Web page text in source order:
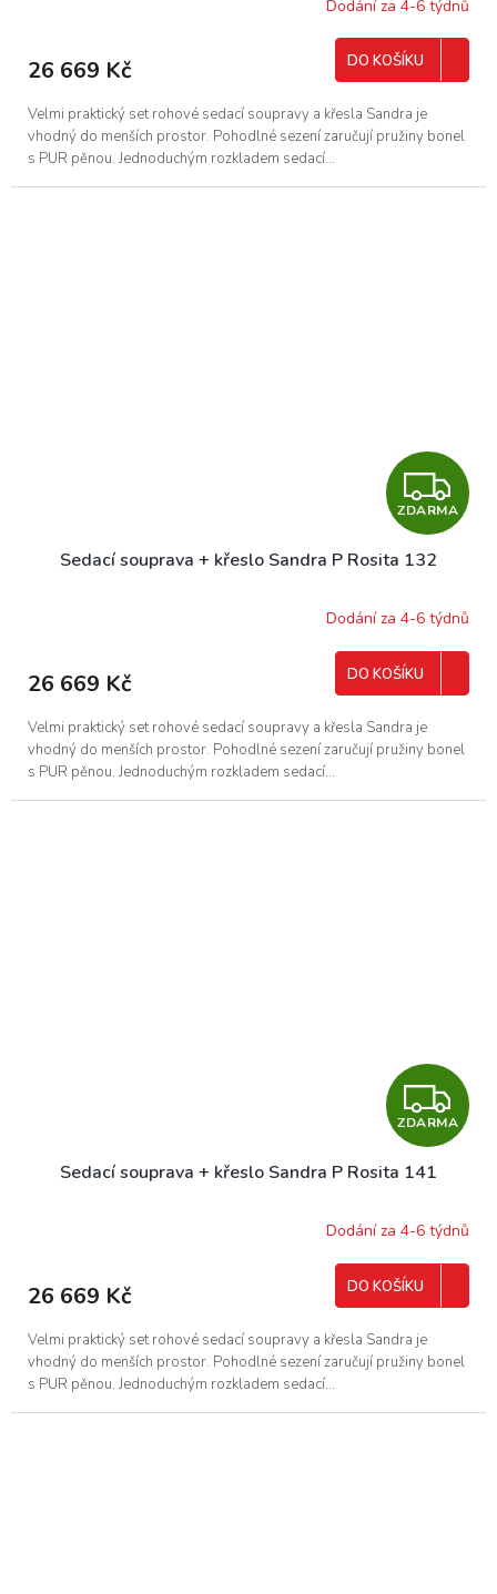
R
Dodání za 4-6 týdnů
26 669 Kč DO KOŠÍKU
Velmi praktický set rohové sedací soupravy a křesla Sandra je
vhodný do menších prostor. Pohodlné sezení zaručují pružiny bonel
s PUR pěnou. Jednoduchým rozkladem sedací...
Z
D
R
ZDARMA
Sedací souprava + křeslo Sandra P Rosita 132
Dodání za 4-6 týdnů
26 669 Kč DO KOŠÍKU
Velmi praktický set rohové sedací soupravy a křesla Sandra je
vhodný do menších prostor. Pohodlné sezení zaručují pružiny bonel
s PUR pěnou. Jednoduchým rozkladem sedací...
Z
D
R
ZDARMA
Sedací souprava + křeslo Sandra P Rosita 141
Dodání za 4-6 týdnů
26 669 Kč DO KOŠÍKU
Velmi praktický set rohové sedací soupravy a křesla Sandra je
vhodný do menších prostor. Pohodlné sezení zaručují pružiny bonel
s PUR pěnou. Jednoduchým rozkladem sedací...